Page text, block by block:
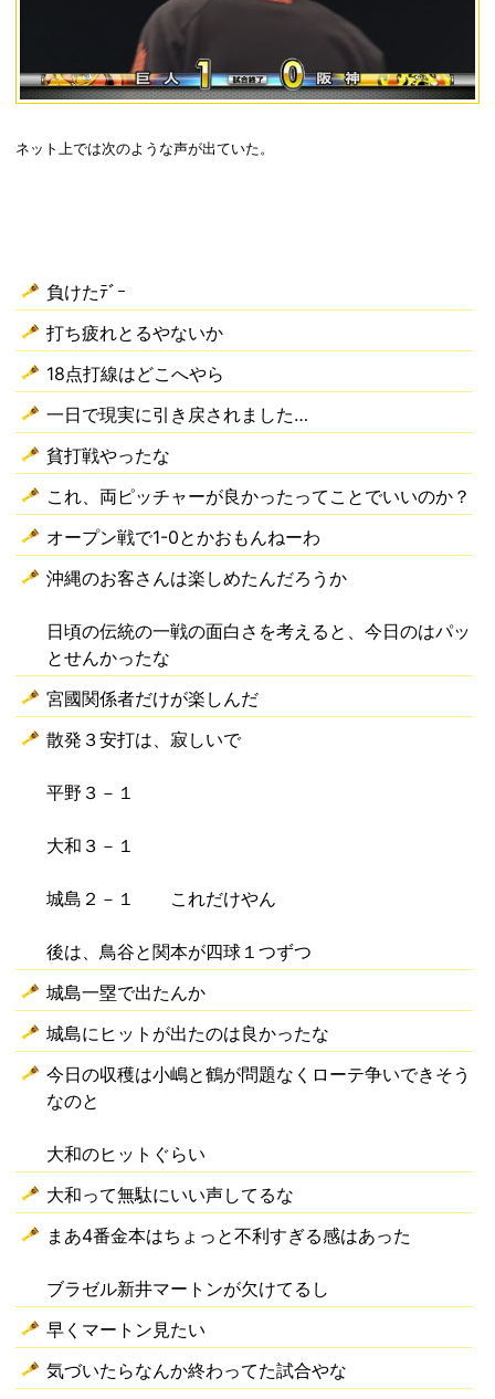
ネット上では次のような声が出ていた。
負けたﾃﾞｰ
打ち疲れとるやないか
18点打線はどこへやら
一日で現実に引き戻されました…
貧打戦やったな
これ、両ピッチャーが良かったってことでいいのか？
オープン戦で1-0とかおもんねーわ
沖縄のお客さんは楽しめたんだろうか
日頃の伝統の一戦の面白さを考えると、今日のはパッ
とせんかったな
宮國関係者だけが楽しんだ
散発３安打は、寂しいで
平野３－１
大和３－１
城島２－１ これだけやん
後は、鳥谷と関本が四球１つずつ
城島一塁で出たんか
城島にヒットが出たのは良かったな
今日の収穫は小嶋と鶴が問題なくローテ争いできそう
なのと
大和のヒットぐらい
大和って無駄にいい声してるな
まあ4番金本はちょっと不利すぎる感はあった
ブラゼル新井マートンが欠けてるし
早くマートン見たい
気づいたらなんか終わってた試合やな